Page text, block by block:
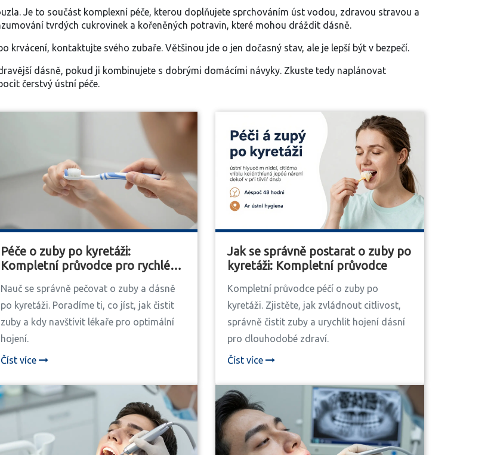
Je to součást komplexní péče, kterou doplňujete sprchováním úst vodou, zdravou stravou a
tvrdých cukrovinek a kořeněných potravin, které mohou dráždit dásně.
kontaktujte svého zubaře. Většinou jde o jen dočasný stav, ale je lepší být v bezpečí.
dásně, pokud ji kombinujete s dobrými domácími návyky. Zkuste tedy naplánovat
čerstvý ústní péče.
Péče o zuby po kyretáži:
Kompletní průvodce pro rychlé
Nauč se správně pečovat o zuby a dásně
po kyretáži. Poradíme ti, co jíst, jak čistit
zuby a kdy navštívit lékaře pro optimální
hojení.
Číst více
Jak se správně postarat o zuby po
kyretáži: Kompletní průvodce
Kompletní průvodce péčí o zuby po
kyretáži. Zjistěte, jak zvládnout citlivost,
správně čistit zuby a urychlit hojení dásní
pro dlouhodobé zdraví.
Číst více